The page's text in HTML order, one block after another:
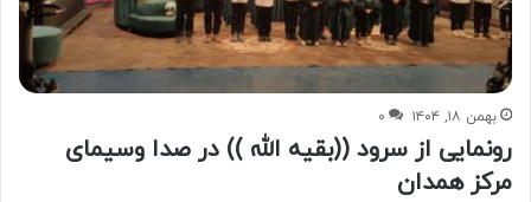
بهمن ۱۸, ۱۴۰۴ ۰
رونمایی از سرود ((بقیه الله )) در صدا وسیمای
مرکز همدان